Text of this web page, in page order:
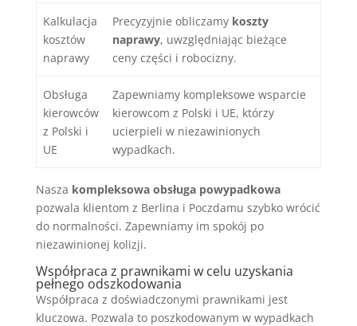
Kalkulacja
kosztów
naprawy
Precyzyjnie obliczamy koszty
naprawy, uwzględniając bieżące
ceny części i robocizny.
Obsługa
kierowców
z Polski i
UE
Zapewniamy kompleksowe wsparcie
kierowcom z Polski i UE, którzy
ucierpieli w niezawinionych
wypadkach.
Nasza kompleksowa obsługa powypadkowa
pozwala klientom z Berlina i Poczdamu szybko wrócić
do normalności. Zapewniamy im spokój po
niezawinionej kolizji.
Współpraca z prawnikami w celu uzyskania
pełnego odszkodowania
Współpraca z doświadczonymi prawnikami jest
kluczowa. Pozwala to poszkodowanym w wypadkach